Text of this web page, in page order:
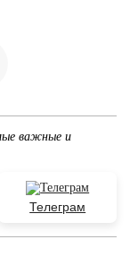
важные и
Телеграм